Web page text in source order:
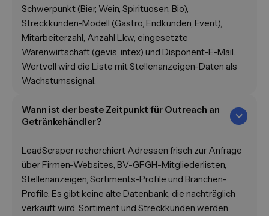
Schwerpunkt (Bier, Wein, Spirituosen, Bio),
Streckkunden-Modell (Gastro, Endkunden, Event),
Mitarbeiterzahl, Anzahl Lkw, eingesetzte
Warenwirtschaft (gevis, intex) und Disponent-E-Mail.
Wertvoll wird die Liste mit Stellenanzeigen-Daten als
Wachstumssignal.
Wann ist der beste Zeitpunkt für Outreach an
Getränkehändler?
LeadScraper recherchiert Adressen frisch zur Anfrage
über Firmen-Websites, BV-GFGH-Mitgliederlisten,
Stellenanzeigen, Sortiments-Profile und Branchen-
Profile. Es gibt keine alte Datenbank, die nachträglich
verkauft wird. Sortiment und Streckkunden werden